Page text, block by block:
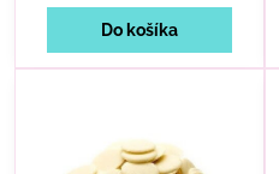
Do košíka